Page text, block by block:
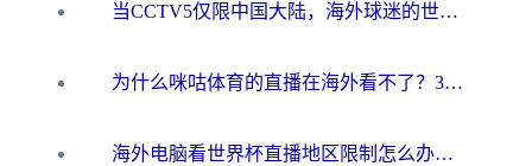
当CCTV5仅限中国大陆，海外球迷的世界杯狂欢如何继续？
为什么咪咕体育的直播在海外看不了？3步解决海外看世界杯+抖音地区限制难题
海外电脑看世界杯直播地区限制怎么办？你需要一个聪明的加速器